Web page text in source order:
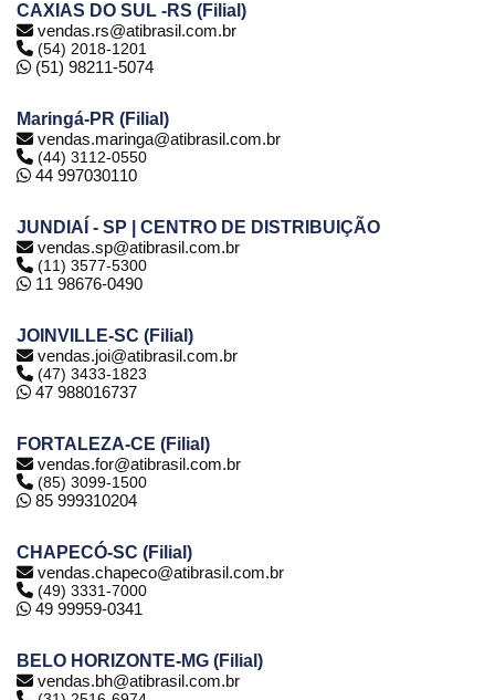
CAXIAS DO SUL -RS (Filial)
vendas.rs@atibrasil.com.br
(54) 2018-1201
(51) 98211-5074
Maringá-PR (Filial)
vendas.maringa@atibrasil.com.br
(44) 3112-0550
44 997030110
JUNDIAÍ - SP | CENTRO DE DISTRIBUIÇÃO
vendas.sp@atibrasil.com.br
(11) 3577-5300
11 98676-0490
JOINVILLE-SC (Filial)
vendas.joi@atibrasil.com.br
(47) 3433-1823
47 988016737
FORTALEZA-CE (Filial)
vendas.for@atibrasil.com.br
(85) 3099-1500
85 999310204
CHAPECÓ-SC (Filial)
vendas.chapeco@atibrasil.com.br
(49) 3331-7000
49 99959-0341
BELO HORIZONTE-MG (Filial)
vendas.bh@atibrasil.com.br